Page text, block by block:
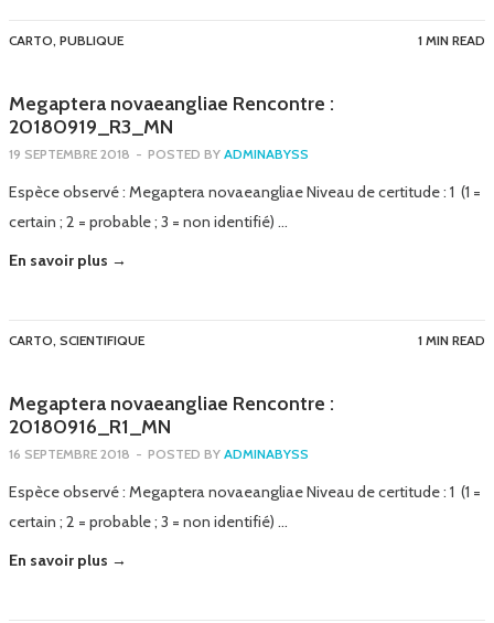
CARTO, PUBLIQUE 1 MIN READ
Megaptera novaeangliae Rencontre :
20180919_R3_MN
19 SEPTEMBRE 2018 - POSTED BY ADMINABYSS
Espèce observé : Megaptera novaeangliae Niveau de certitude : 1 (1 =
certain ; 2 = probable ; 3 = non identifié) …
En savoir plus →
CARTO, SCIENTIFIQUE 1 MIN READ
Megaptera novaeangliae Rencontre :
20180916_R1_MN
16 SEPTEMBRE 2018 - POSTED BY ADMINABYSS
Espèce observé : Megaptera novaeangliae Niveau de certitude : 1 (1 =
certain ; 2 = probable ; 3 = non identifié) …
En savoir plus →